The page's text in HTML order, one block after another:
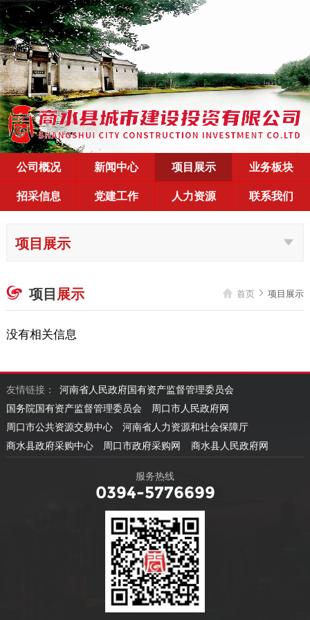
公司概况 新闻中心 项目展示
业务板块
招采信息
党建工作 人力资源 联系我们
项目展示
 项目展示  首页  项目展示
没有相关信息
友情链接：
河南省人民政府国有资产监督管理委员会
国务院国有资产监督管理委员会
周口市人民政府网
周口市公共资源交易中心
河南省人力资源和社会保障厅
商水县政府采购中心
周口市政府采购网 商水县人民政府网
服务热线
0394-5776699